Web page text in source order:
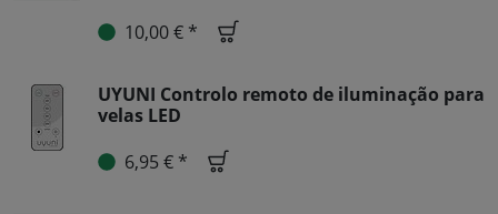
10,00 € *
UYUNI Controlo remoto de iluminação para
velas LED
6,95 € *